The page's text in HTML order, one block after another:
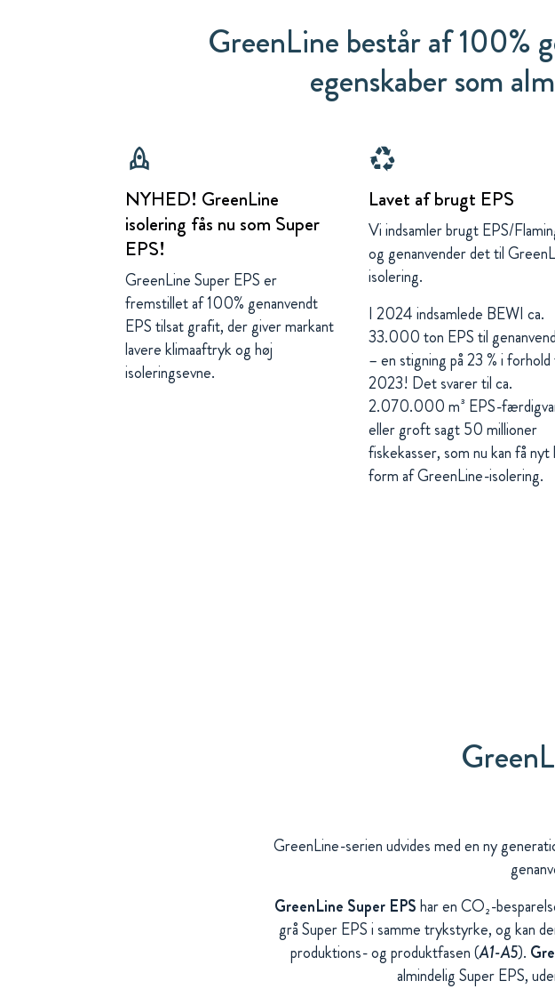
GreenLine består af 100%
egenskaber som
rocket
NYHED! GreenLine
isolering fås nu som Super
EPS!
GreenLine Super EPS er
fremstillet af 100% genanvendt
EPS tilsat grafit, der giver markant
lavere klimaaftryk og høj
isoleringsevne.
recycling
Lavet af brugt EPS
Vi indsamler brugt EPS/
og genanvender det til
isolering.
I 2024 indsamlede BEWI ca.
33.000 ton EPS til
– en stigning på 23 % i forhold
2023! Det svarer til ca.
2.070.000 m³ EPS-
eller groft sagt 50 millioner
fiskekasser, som nu kan få nyt
form af GreenLine-isolering.
GreenLine-serien udvides med en ny
GreenLine Super EPShar en CO₂-
grå Super EPS i samme trykstyrke, og kan
produktions- og produktfasen (A1-A5).
almindelig Super EPS,